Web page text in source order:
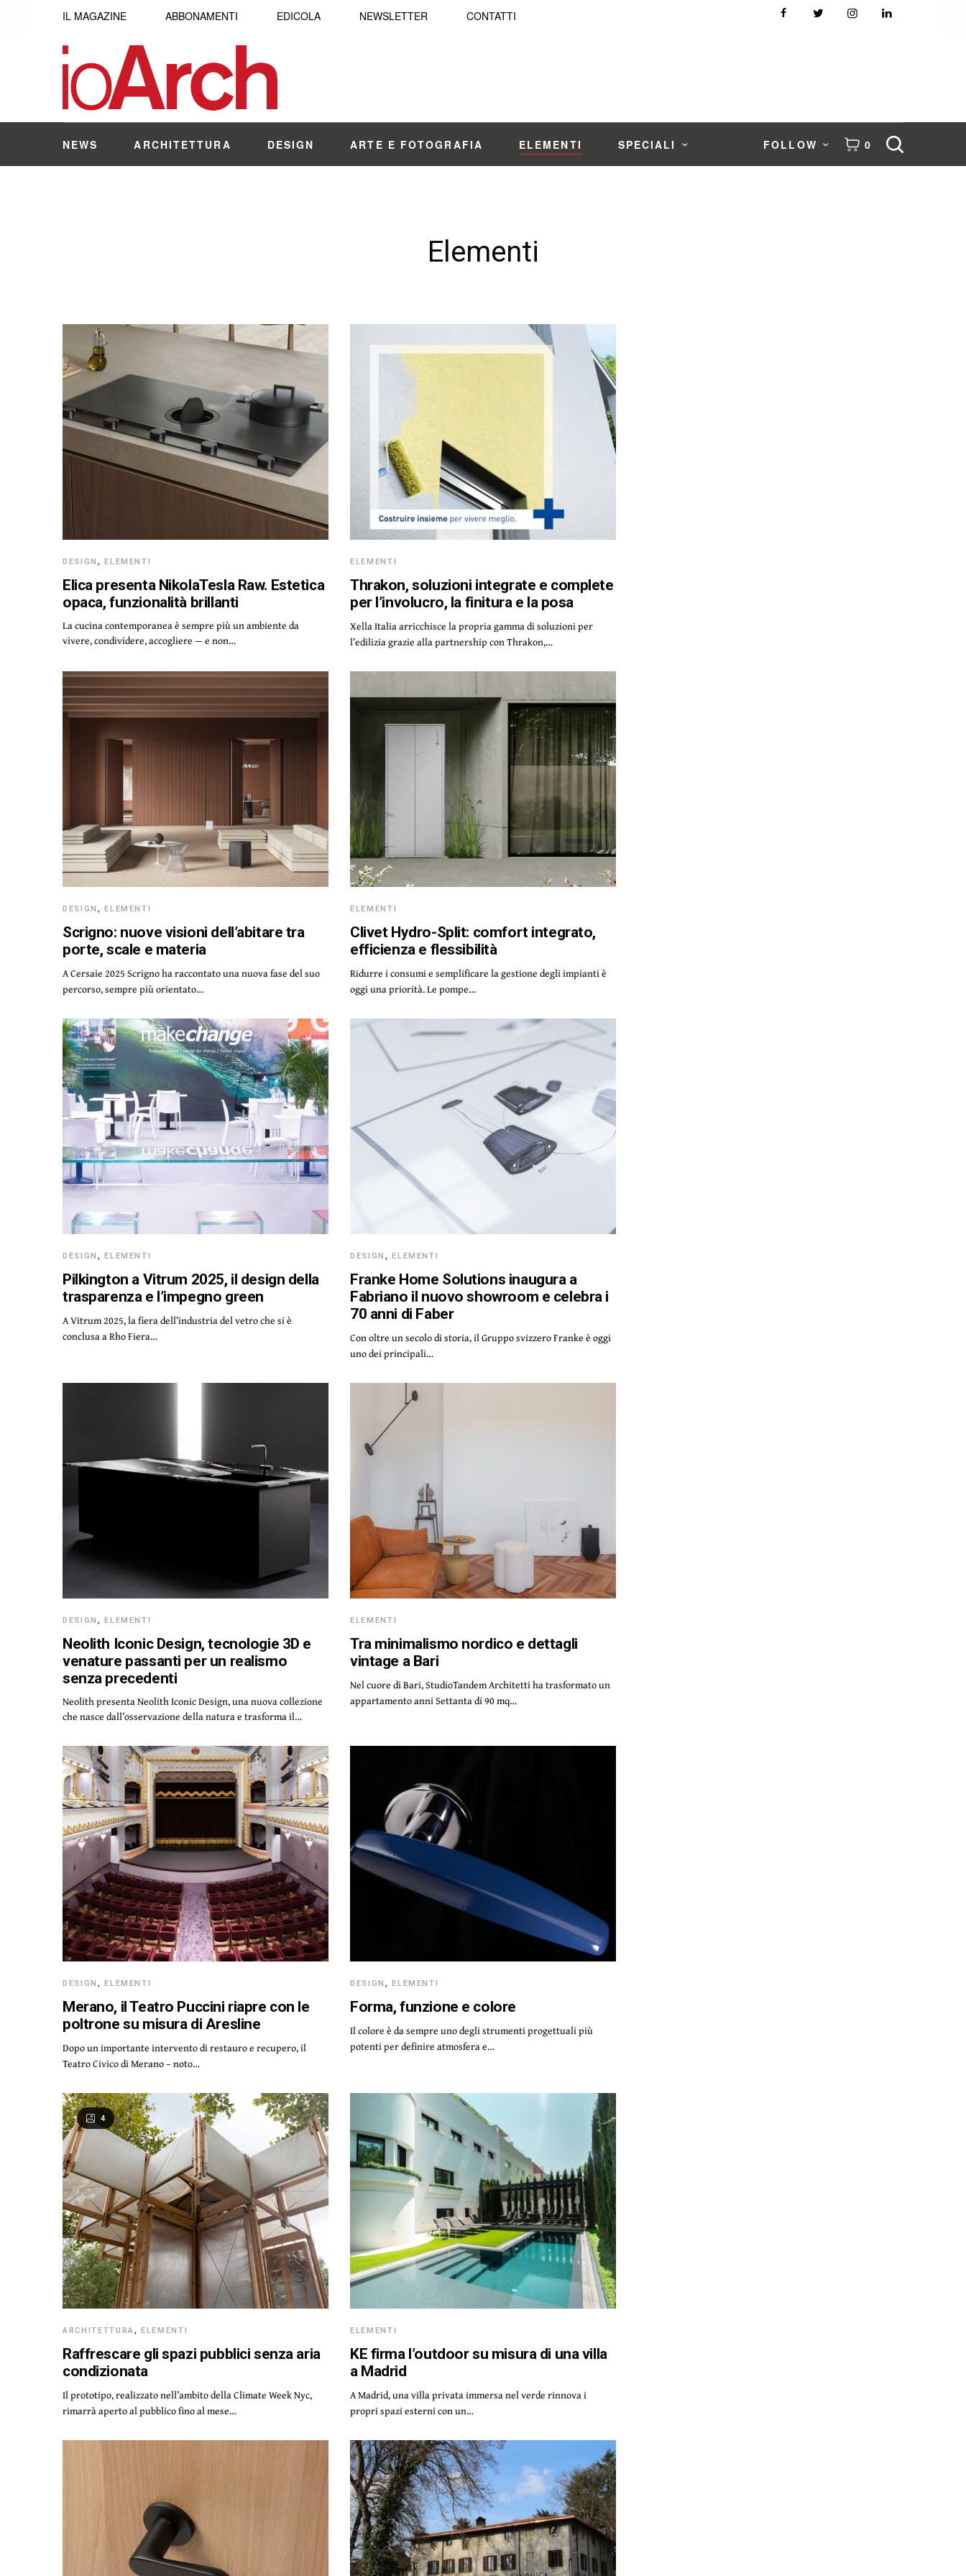
IL MAGAZINE ABBONAMENTI EDICOLA NEWSLETTER CONTATTI
NEWS ARCHITETTURA DESIGN ARTE E FOTOGRAFIA ELEMENTI SPECIALI FOLLOW 0
Elementi
DESIGN ,ELEMENTI
Elica presenta NikolaTesla Raw. Estetica
opaca, funzionalità brillanti
La cucina contemporanea è sempre più un ambiente da
vivere, condividere, accogliere — e non…
ELEMENTI
Thrakon, soluzioni integrate e complete
per l’involucro, la finitura e la posa
Xella Italia arricchisce la propria gamma di soluzioni per
l’edilizia grazie alla partnership con Thrakon,…
DESIGN ,ELEMENTI
Scrigno: nuove visioni dell’abitare tra
porte, scale e materia
A Cersaie 2025 Scrigno ha raccontato una nuova fase del suo
percorso, sempre più orientato…
ELEMENTI
Clivet Hydro-Split: comfort integrato,
efficienza e flessibilità
Ridurre i consumi e semplificare la gestione degli impianti è
oggi una priorità. Le pompe…
DESIGN ,ELEMENTI
Pilkington a Vitrum 2025, il design della
trasparenza e l’impegno green
A Vitrum 2025, la fiera dell’industria del vetro che si è
conclusa a Rho Fiera…
DESIGN ,ELEMENTI
Franke Home Solutions inaugura a
Fabriano il nuovo showroom e celebra i
70 anni di Faber
Con oltre un secolo di storia, il Gruppo svizzero Franke è oggi
uno dei principali…
DESIGN ,ELEMENTI
Neolith Iconic Design, tecnologie 3D e
venature passanti per un realismo
senza precedenti
Neolith presenta Neolith Iconic Design, una nuova collezione
che nasce dall’osservazione della natura e trasforma il…
ELEMENTI
Tra minimalismo nordico e dettagli
vintage a Bari
Nel cuore di Bari, StudioTandem Architetti ha trasformato un
appartamento anni Settanta di 90 mq…
DESIGN ,ELEMENTI
Merano, il Teatro Puccini riapre con le
poltrone su misura di Aresline
Dopo un importante intervento di restauro e recupero, il
Teatro Civico di Merano – noto…
DESIGN ,ELEMENTI
Forma, funzione e colore
Il colore è da sempre uno degli strumenti progettuali più
potenti per definire atmosfera e…
4
ARCHITETTURA,ELEMENTI
Raffrescare gli spazi pubblici senza aria
condizionata
Il prototipo, realizzato nell’ambito della Climate Week Nyc,
rimarrà aperto al pubblico fino al mese…
ELEMENTI
KE firma l’outdoor su misura di una villa
a Madrid
A Madrid, una villa privata immersa nel verde rinnova i
propri spazi esterni con un…